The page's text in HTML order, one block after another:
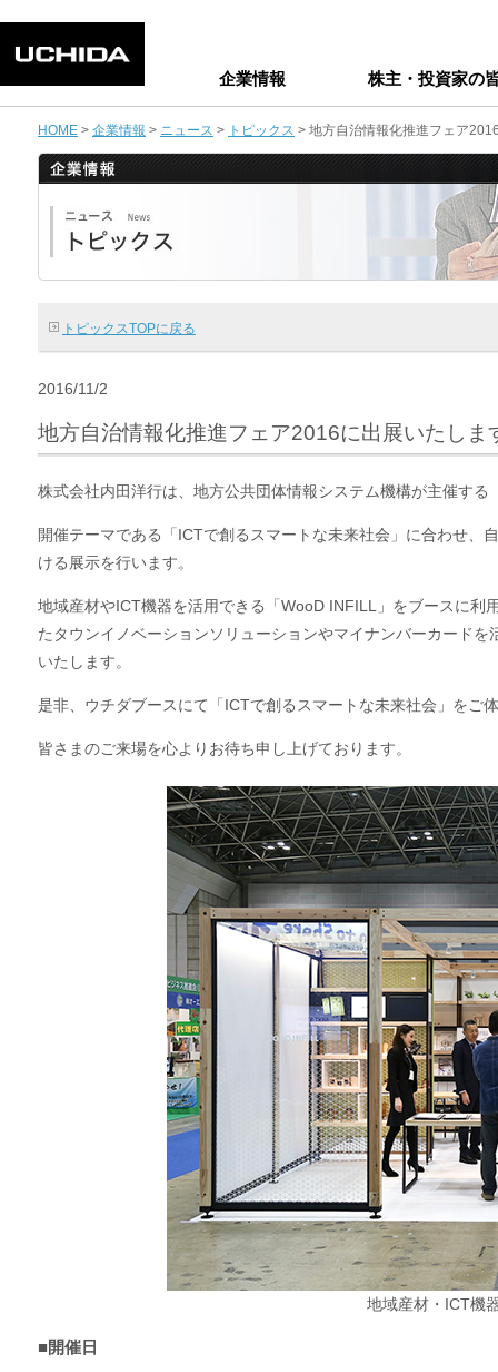
企業情報 株主・投資家の
HOME > 企業情報 > ニュース > トピックス > 地方自治情報化推進フェア
トピックスTOPに戻る
2016/11/2
地方自治情報化推進フェア2016に出展いたしま
株式会社内田洋行は、地方公共団体情報システム機構が主催す
開催テーマである「ICTで創るスマートな未来社会」に合わせ
ける展示を行います。
地域産材やICT機器を活用できる「WooD INFILL」をブースに
たタウンイノベーションソリューションやマイナンバーカード
いたします。
是非、ウチダブースにて「ICTで創るスマートな未来社会」をご
皆さまのご来場を心よりお待ち申し上げております。
地域産材・ICT機
■開催日